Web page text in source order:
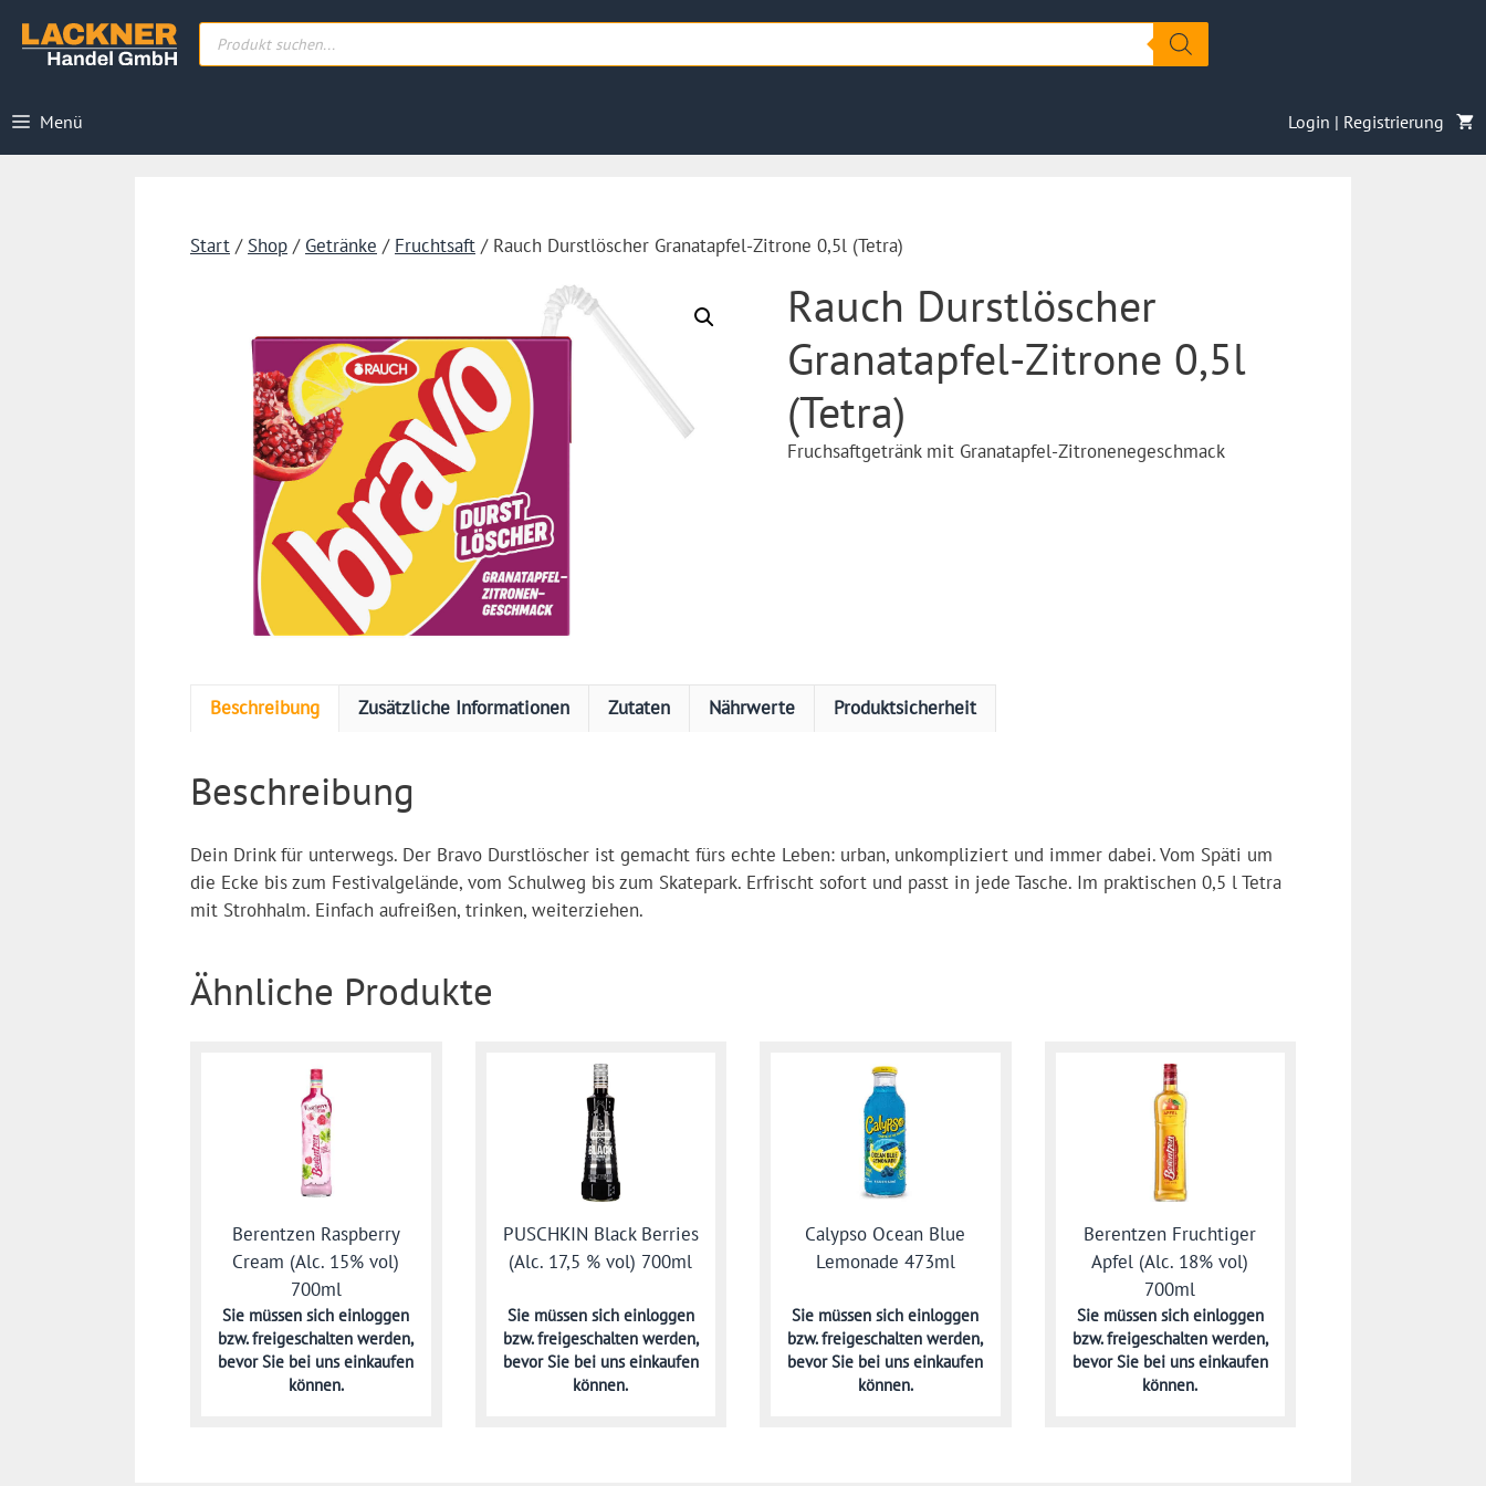
Inhalt
springen
Products
search
Menü Login | Registrierung
Start / Shop / Getränke / Fruchtsaft / Rauch Durstlöscher Granatapfel-Zitrone 0,5l (Tetra)
Rauch Durstlöscher
Granatapfel-Zitrone 0,5l
(Tetra)
Fruchsaftgetränk mit Granatapfel-Zitronenegeschmack
Beschreibung Zusätzliche Informationen Zutaten Nährwerte Produktsicherheit
Beschreibung
Dein Drink für unterwegs. Der Bravo Durstlöscher ist gemacht fürs echte Leben: urban, unkompliziert und immer dabei. Vom Späti um
die Ecke bis zum Festivalgelände, vom Schulweg bis zum Skatepark. Erfrischt sofort und passt in jede Tasche. Im praktischen 0,5 l Tetra
mit Strohhalm. Einfach aufreißen, trinken, weiterziehen.
Ähnliche Produkte
Berentzen Raspberry
Cream (Alc. 15% vol)
700ml
Sie müssen sicheinloggen
bzw. freigeschalten werden,
bevor Sie bei uns einkaufen
können.
PUSCHKIN Black Berries
(Alc. 17,5 % vol) 700ml
Sie müssen sich einloggen
bzw. freigeschalten werden,
bevor Sie bei uns einkaufen
können.
Calypso Ocean Blue
Lemonade 473ml
Sie müssen sicheinloggen
bzw. freigeschalten werden,
bevor Sie bei uns einkaufen
können.
Berentzen Fruchtiger
Apfel (Alc. 18% vol)
700ml
Sie müssen sich einloggen
bzw. freigeschalten werden,
bevor Sie bei uns einkaufen
können.